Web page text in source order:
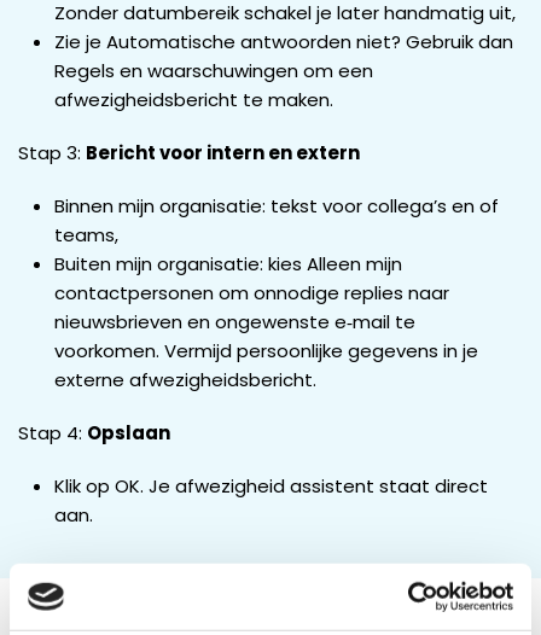
Zonder datumbereik schakel je later handmatig uit,
Zie je Automatische antwoorden niet? Gebruik dan
Regels en waarschuwingen om een
afwezigheidsbericht te maken.
Stap 3: Bericht voor intern en extern
Binnen mijn organisatie: tekst voor collega’s en of
teams,
Buiten mijn organisatie: kies Alleen mijn
contactpersonen om onnodige replies naar
nieuwsbrieven en ongewenste e‑mail te
voorkomen. Vermijd persoonlijke gegevens in je
externe afwezigheidsbericht.
Stap 4: Opslaan
Klik op OK. Je afwezigheid assistent staat direct
aan.